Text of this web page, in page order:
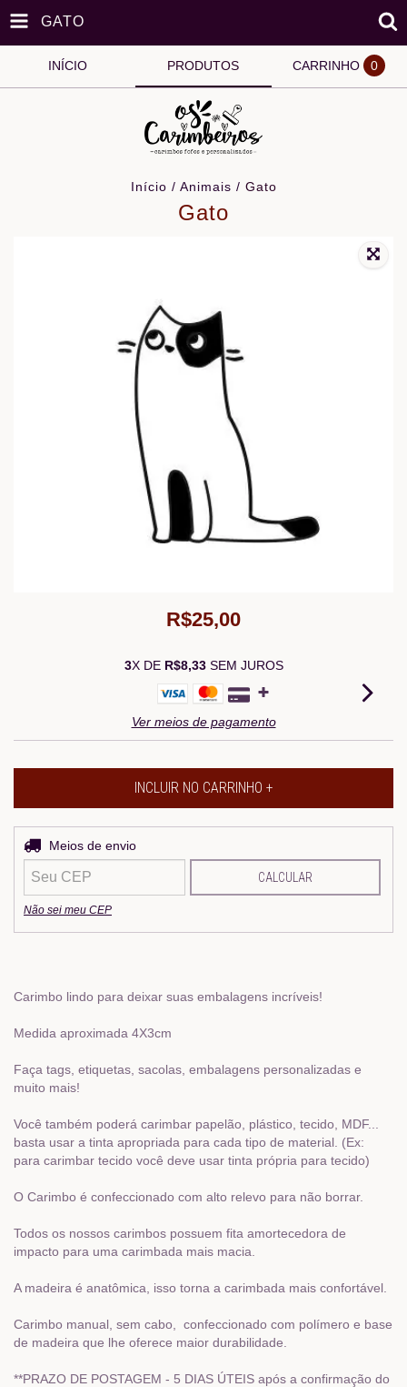
GATO
INÍCIO PRODUTOS CARRINHO 0
Início / Animais / Gato
Gato
R$25,00
3X DE R$8,33SEM JUROS
Ver meios de pagamento
Entregas para o CEP:
Meios de envio
CALCULAR
Não sei meu CEP
Carimbo lindo para deixar suas embalagens incríveis!
Medida aproximada 4X3cm
Faça tags, etiquetas, sacolas, embalagens personalizadas e
muito mais!
Você também poderá carimbar papelão, plástico, tecido, MDF...
basta usar a tinta apropriada para cada tipo de material. (Ex:
para carimbar tecido você deve usar tinta própria para tecido)
O Carimbo é confeccionado com alto relevo para não borrar.
Todos os nossos carimbos possuem fita amortecedora de
impacto para uma carimbada mais macia.
A madeira é anatômica, isso torna a carimbada mais confortável.
Carimbo manual, sem cabo, confeccionado com polímero e base
de madeira que lhe oferece maior durabilidade.
**PRAZO DE POSTAGEM - 5 DIAS ÚTEIS após a confirmação do